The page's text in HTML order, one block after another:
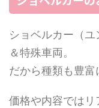
ショベルカー（
＆特殊車両。
だから種類も豊富
価格や内容では